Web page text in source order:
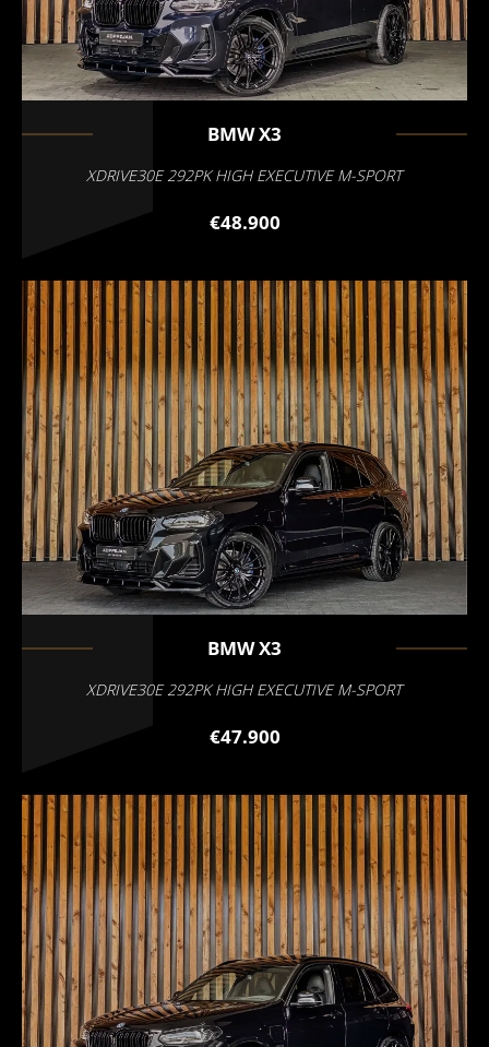
BMWX3
XDRIVE30E 292PK HIGH EXECUTIVE M-SPORT
€48.900
BMWX3
XDRIVE30E 292PK HIGH EXECUTIVE M-SPORT
€47.900